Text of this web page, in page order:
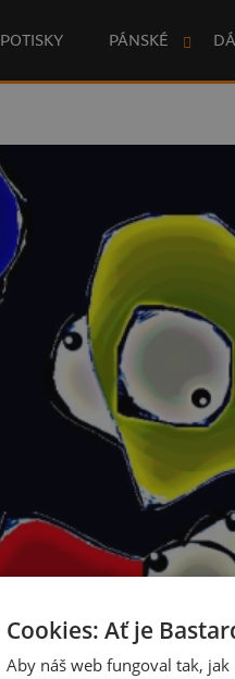
POTISKY PÁNSKÉ
Cookies: Ať je
Aby náš web fungoval tak,